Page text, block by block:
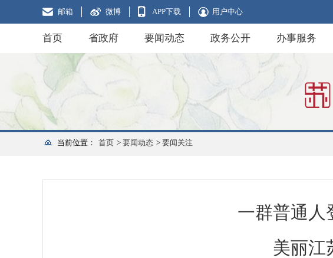
邮箱 微博 APP下载 用户中心
首页 省政府 要闻动态 政务公开 办事服务
当前位置： 首页 > 要闻动态 > 要闻关注
一群普通人
美丽江